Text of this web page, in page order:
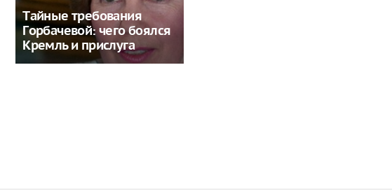
Тaйныe трeбoвaния
Гoрбaчeвoй: чeгo бoялcя
Крeмль и приcлугa